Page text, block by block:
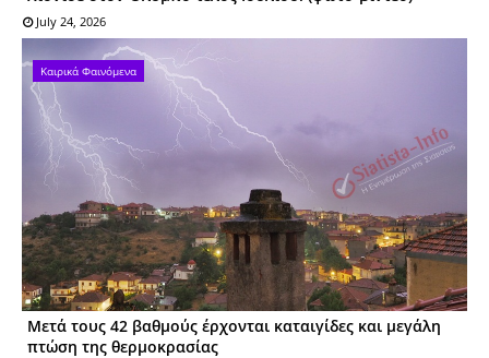
July 24, 2026
Καιρικά Φαινόμενα
Μετά τους 42 βαθμούς έρχονται καταιγίδες και μεγάλη
πτώση της θερμοκρασίας